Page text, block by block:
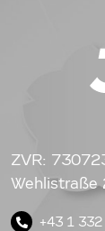
ZVR:
+43 1